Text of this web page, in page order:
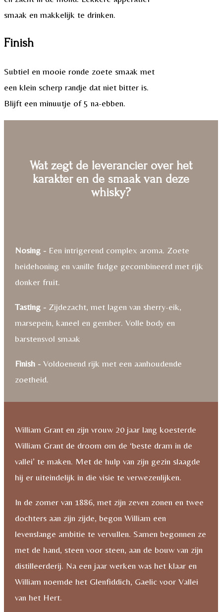
smaak en makkelijk te drinken.
Finish
Subtiel en mooie ronde zoete smaak met
een klein scherp randje dat niet bitter is.
Blijft een minuutje of 5 na-ebben.
Wat zegt de leverancier over het
karakter en de smaak van deze
whisky?
Nosing - Een intrigerend complex aroma. Zoete
heidehoning en vanille fudge gecombineerd met rijk
donker fruit.
Tasting - Zijdezacht, met lagen van sherry-eik,
marsepein, kaneel en gember. Volle body en
barstensvol smaak
Finish - Voldoenend rijk met een aanhoudende
zoetheid.
William Grant en zijn vrouw 20 jaar lang koesterde
William Grant de droom om de ‘beste dram in de
vallei’ te maken. Met de hulp van zijn gezin slaagde
hij er uiteindelijk in die visie te verwezenlijken.
In de zomer van 1886, met zijn zeven zonen en twee
dochters aan zijn zijde, begon William een
levenslange ambitie te vervullen. Samen begonnen ze
met de hand, steen voor steen, aan de bouw van zijn
distilleerderij. Na een jaar werken was het klaar en
William noemde het Glenfiddich, Gaelic voor Vallei
van het Hert.